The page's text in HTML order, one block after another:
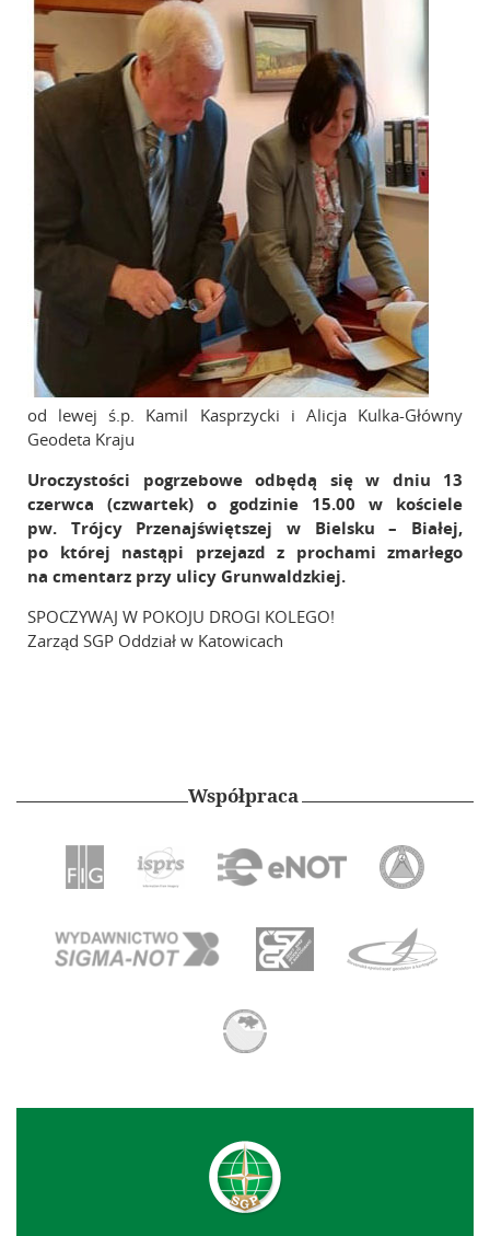
od lewej ś.p. Kamil Kasprzycki i Alicja Kulka-Główny
Geodeta Kraju
Uroczystości pogrzebowe odbędą się w dniu 13
czerwca (czwartek) o godzinie 15.00 w kościele
pw. Trójcy Przenajświętszej w Bielsku – Białej,
po której nastąpi przejazd z prochami zmarłego
na cmentarz przy ulicy Grunwaldzkiej.
SPOCZYWAJ W POKOJU DROGI KOLEGO!
Zarząd SGP Oddział w Katowicach
Współpraca